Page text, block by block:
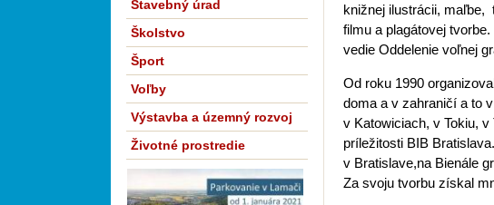
knižnej ilustrácii, maľbe,
filmu a plagátovej
vedie Oddelenie voľnej
Od roku 1990
doma a v zahraničí a to
v Katowiciach, v Tokiu,
príležitosti BIB
v Bratislave,na Bienále
Za svoju tvorbu získal
Stavebný úrad
Školstvo
Šport
Voľby
Výstavba a územný rozvoj
Životné prostredie